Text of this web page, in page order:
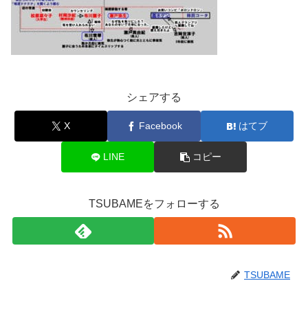
シェアする
X Facebook はてブ
LINE コピー
TSUBAMEをフォローする
TSUBAME